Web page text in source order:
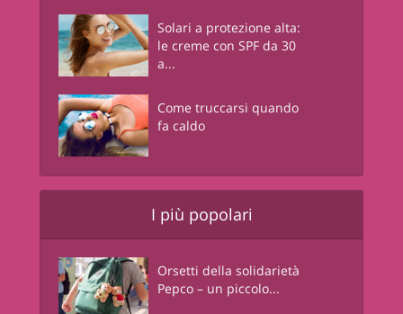
Solari a protezione alta:
le creme con SPF da 30
a...
Come truccarsi quando
fa caldo
I più popolari
Orsetti della solidarietà
Pepco – un piccolo...